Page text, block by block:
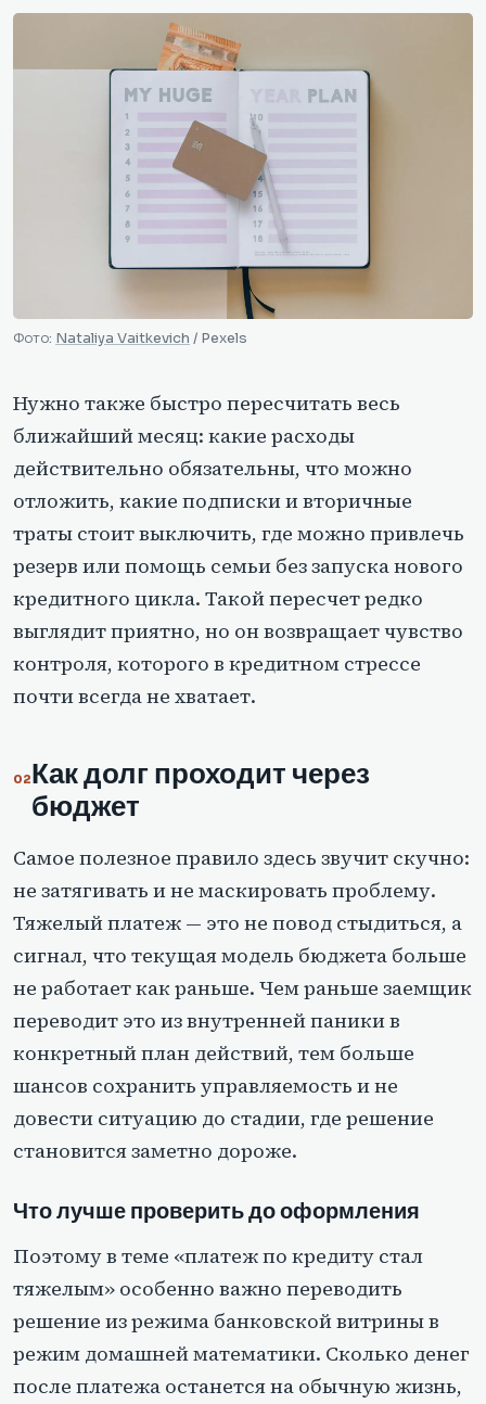
Фото: Nataliya Vaitkevich / Pexels
Нужно также быстро пересчитать весь
ближайший месяц: какие расходы
действительно обязательны, что можно
отложить, какие подписки и вторичные
траты стоит выключить, где можно привлечь
резерв или помощь семьи без запуска нового
кредитного цикла. Такой пересчет редко
выглядит приятно, но он возвращает чувство
контроля, которого в кредитном стрессе
почти всегда не хватает.
Как долг проходит через
бюджет
Самое полезное правило здесь звучит скучно:
не затягивать и не маскировать проблему.
Тяжелый платеж — это не повод стыдиться, а
сигнал, что текущая модель бюджета больше
не работает как раньше. Чем раньше заемщик
переводит это из внутренней паники в
конкретный план действий, тем больше
шансов сохранить управляемость и не
довести ситуацию до стадии, где решение
становится заметно дороже.
Что лучше проверить до оформления
Поэтому в теме «платеж по кредиту стал
тяжелым» особенно важно переводить
решение из режима банковской витрины в
режим домашней математики. Сколько денег
после платежа останется на обычную жизнь,